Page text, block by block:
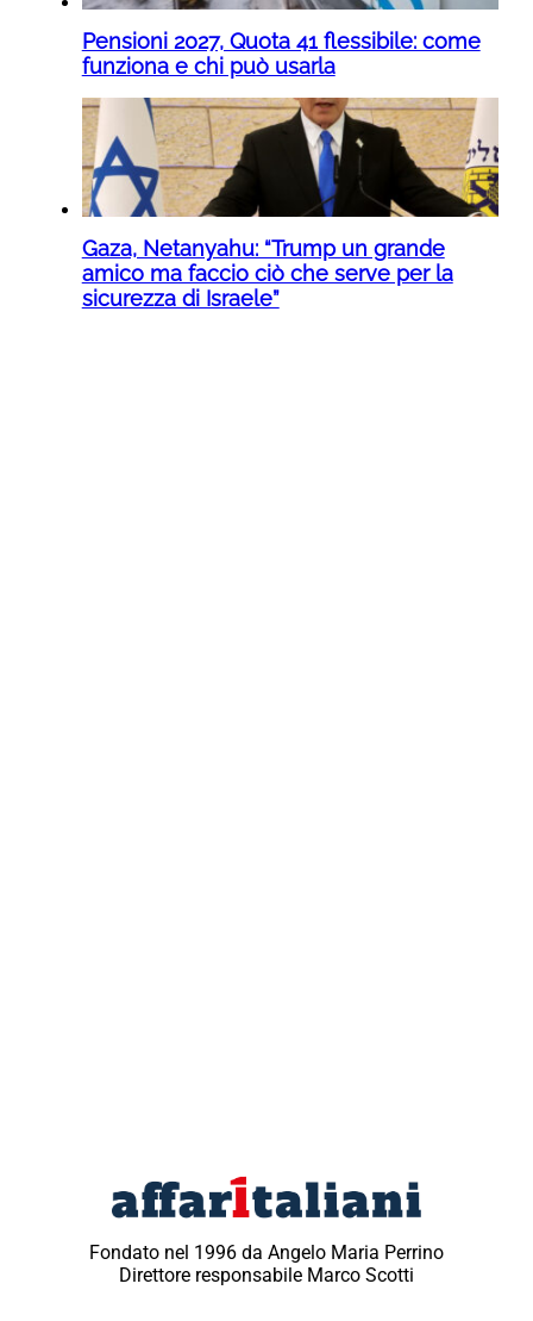
Pensioni 2027, Quota 41 flessibile: come
funziona e chi può usarla
Gaza, Netanyahu: “Trump un grande
amico ma faccio ciò che serve per la
sicurezza di Israele”
Fondato nel 1996 da Angelo Maria Perrino
Direttore responsabile Marco Scotti